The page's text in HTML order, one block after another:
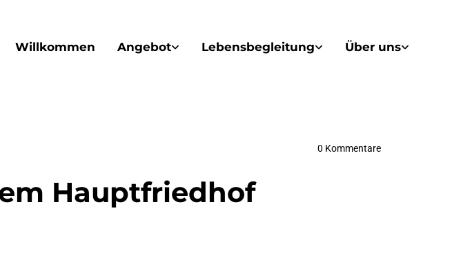
Willkommen Angebot Lebensbegleitung Über uns
0 Kommentare
Hauptfriedhof